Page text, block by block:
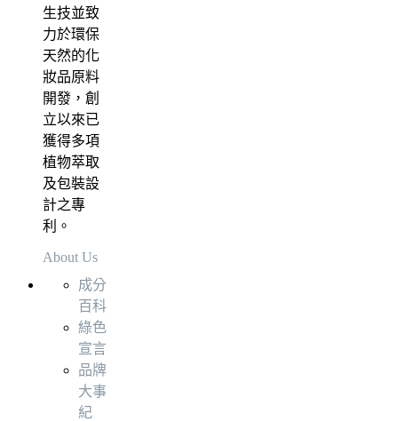
生技並致
力於環保
天然的化
妝品原料
開發，創
立以來已
獲得多項
植物萃取
及包裝設
計之專
利。
About Us
成分
百科
綠色
宣言
品牌
大事
紀